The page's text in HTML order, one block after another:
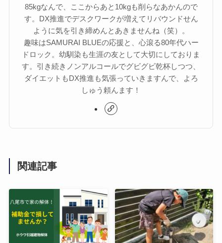
85kgなんで、ここからあと10kgも削らなあかんので
す。DX推進でデスクワークが増えてリバウンドせん
ように気を引き締めんとあきませんね（笑）。
趣味はSAMURAI BLUEの応援と、心滾る80年代ハー
ドロック。幼馴染も生涯の友として大切にしておりま
す。引き続きノンアルコールでグビグビ乾杯しつつ、
ダイエットもDX推進も気張っていきますんで、よろ
しゅう頼んます！
関連記事